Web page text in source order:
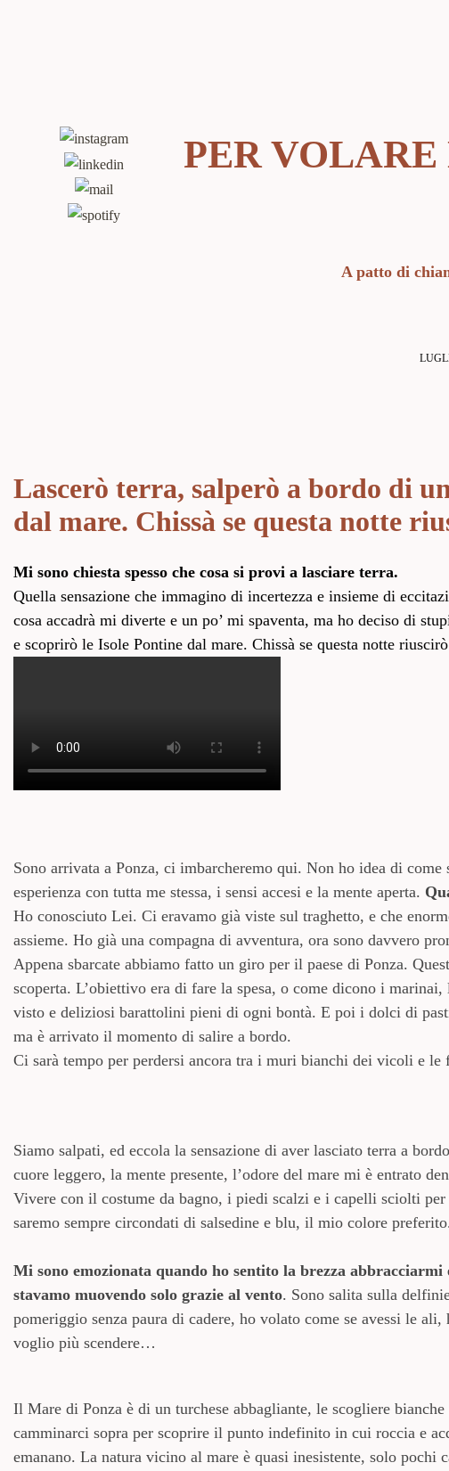
PER VOLARE
A patto di
Lascerò terra, salperò a bordo di
dal mare. Chissà se questa notte
Mi sono chiesta spesso che cosa si provi a lasciare terra.
Quella sensazione che immagino di incertezza e insieme di
cosa accadrà mi diverte e un po’ mi spaventa, ma ho deciso di
e scoprirò le Isole Pontine dal mare. Chissà se questa notte
Sono arrivata a Ponza, ci imbarcheremo qui. Non ho idea di
esperienza con tutta me stessa, i sensi accesi e la mente aperta.
Ho conosciuto Lei. Ci eravamo già viste sul traghetto, e che
assieme. Ho già una compagna di avventura, ora sono davvero
Appena sbarcate abbiamo fatto un giro per il paese di Ponza.
scoperta. L’obiettivo era di fare la spesa, o come dicono i
visto e deliziosi barattolini pieni di ogni bontà. E poi i dolci di
ma è arrivato il momento di salire a bordo.
Ci sarà tempo per perdersi ancora tra i muri bianchi dei vicoli e le
Siamo salpati, ed eccola la sensazione di aver lasciato terra a
cuore leggero, la mente presente, l’odore del mare mi è entrato
Vivere con il costume da bagno, i piedi scalzi e i capelli sciolti
saremo sempre circondati di salsedine e blu, il mio colore
Mi sono emozionata quando ho sentito la brezza
stavamo muovendo solo grazie al vento. Sono salita sulla
pomeriggio senza paura di cadere, ho volato come se avessi le
voglio più scendere…
Il Mare di Ponza è di un turchese abbagliante, le scogliere
camminarci sopra per scoprire il punto indefinito in cui roccia e
emanano. La natura vicino al mare è quasi inesistente, solo pochi